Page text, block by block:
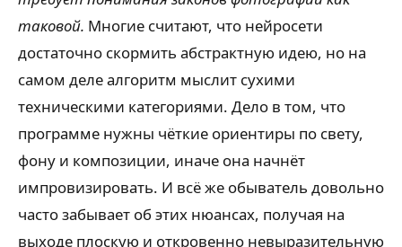
таковой. Многие считают, что нейросети
достаточно скормить абстрактную идею, но на
самом деле алгоритм мыслит сухими
техническими категориями. Дело в том, что
программе нужны чёткие ориентиры по свету,
фону и композиции, иначе она начнёт
импровизировать. И всё же обыватель довольно
часто забывает об этих нюансах, получая на
выходе плоскую и откровенно невыразительную